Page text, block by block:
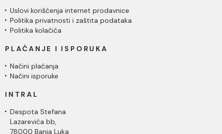
Uslovi korišćenja internet prodavnice
Politika privatnosti i zaštita podataka
Politika kolačića
PLAĆANJE I ISPORUKA
Načini plaćanja
Načini isporuke
INTRAL
Despota Stefana
Lazarevića bb,
78000 Banja Luka